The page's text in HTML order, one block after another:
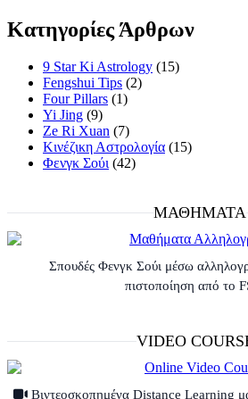
Κατηγορίες Άρθρων
9 Star Ki Astrology (15)
Fengshui Tips (2)
Four Pillars (1)
Yi Jing (9)
Ze Ri Xuan (7)
Κινέζικη Αστρολογία (15)
Φενγκ Σούι(42)
ΜΑΘΗΜΑΤΑ
Σπουδές Φενγκ Σούι μέσω
πιστοποίηση από το
VIDEO
Βιντεοσκοπημένα Distance Learning